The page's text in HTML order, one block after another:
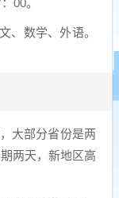
、数学、外语。
大部分省份是两
两天，新地区高